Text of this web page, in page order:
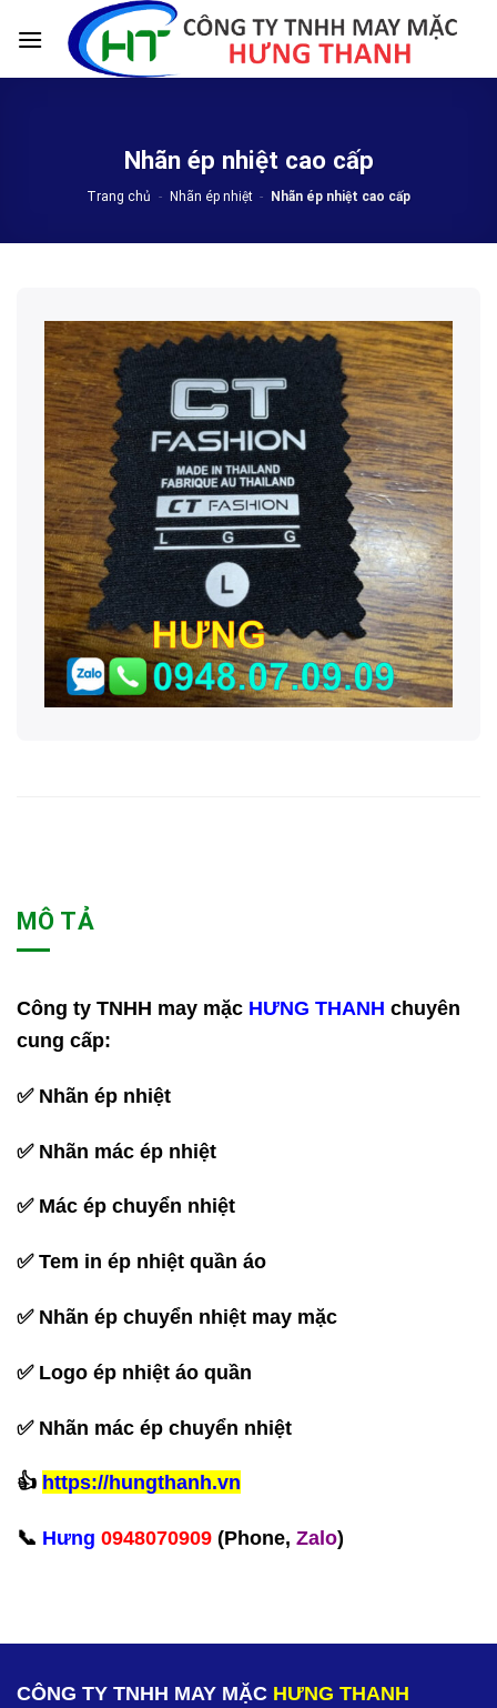
Nhãn ép nhiệt cao cấp
Trang chủ - Nhãn ép nhiệt - Nhãn ép nhiệt cao cấp
MÔ TẢ
Công ty TNHH may mặc HƯNG THANH chuyên
cung cấp:
✅ Nhãn ép nhiệt
✅ Nhãn mác ép nhiệt
✅ Mác ép chuyển nhiệt
✅ Tem in ép nhiệt quần áo
✅ Nhãn ép chuyển nhiệt may mặc
✅ Logo ép nhiệt áo quần
✅ Nhãn mác ép chuyển nhiệt
‪👍 https://hungthanh.vn
📞 Hưng 0948070909 (Phone, Zalo)‬
CÔNG TY TNHH MAY MẶC HƯNG THANH